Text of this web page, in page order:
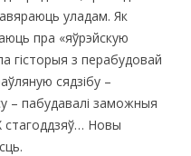
уладам. Як
пра «яўрэйскую
гісторыя з перабудовай
сядзібу –
– пабудавалі заможныя
стагоддзяў… Новы